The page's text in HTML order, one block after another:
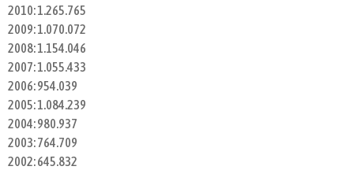
2010: 1.265.765
2009: 1.070.072
2008: 1.154.046
2007: 1.055.433
2006: 954.039
2005: 1.084.239
2004: 980.937
2003: 764.709
2002: 645.832